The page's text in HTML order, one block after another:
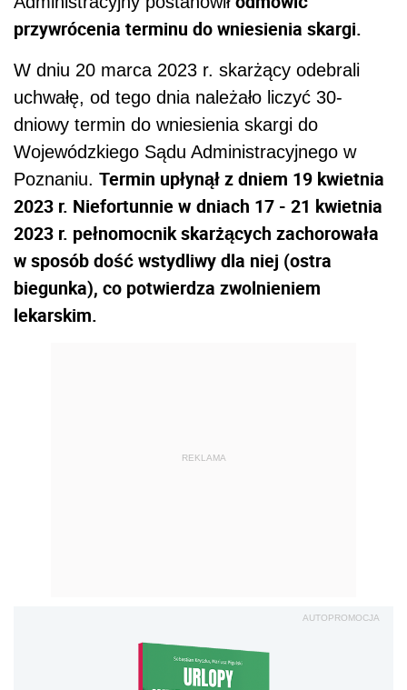
przywrócenia terminu do wniesienia skargi.
W dniu 20 marca 2023 r. skarżący odebrali
uchwałę, od tego dnia należało liczyć 30-
dniowy termin do wniesienia skargi do
Wojewódzkiego Sądu Administracyjnego w
Poznaniu. Termin upłynął z dniem 19 kwietnia
2023 r. Niefortunnie w dniach 17 - 21 kwietnia
2023 r. pełnomocnik skarżących zachorowała
w sposób dość wstydliwy dla niej (ostra
biegunka), co potwierdza zwolnieniem
lekarskim.
REKLAMA
AUTOPROMOCJA